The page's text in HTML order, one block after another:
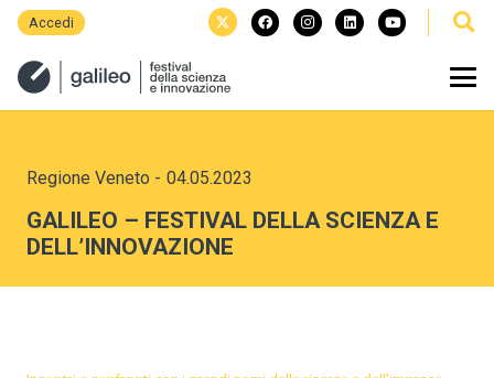
Accedi
Regione Veneto - 04.05.2023
GALILEO – FESTIVAL DELLA SCIENZA E
DELL’INNOVAZIONE